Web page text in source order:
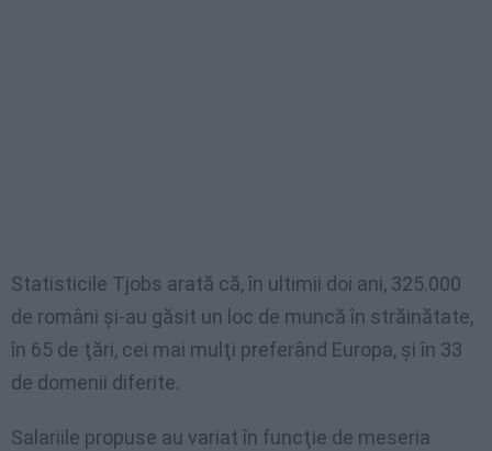
Statisticile Tjobs arată că, în ultimii doi ani, 325.000
de români şi-au găsit un loc de muncă în străinătate,
în 65 de ţări, cei mai mulţi preferând Europa, şi în 33
de domenii diferite.
Salariile propuse au variat în funcţie de meseria